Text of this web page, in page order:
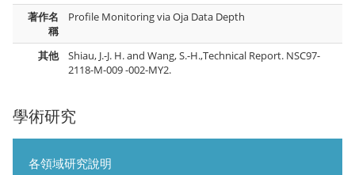
學術研究
各領域研究說明
著作名
稱
Profile Monitoring via Oja Data Depth
其他
Shiau, J.-J. H. and Wang, S.-H.,Technical Report. NSC97-
2118-M-009 -002-MY2.